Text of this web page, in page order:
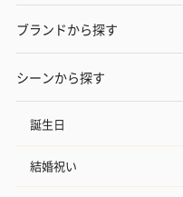
ブランドから探す
シーンから探す
誕生日
結婚祝い